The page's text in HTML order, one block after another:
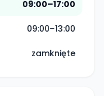
09:00–17:00
09:00–13:00
zamknięte